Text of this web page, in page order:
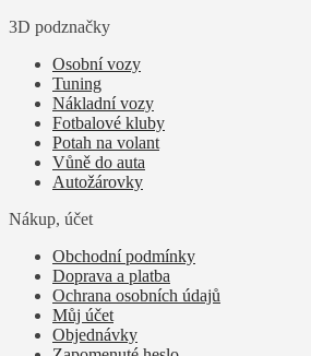
3D podznačky
Osobní vozy
Tuning
Nákladní vozy
Fotbalové kluby
Potah na volant
Vůně do auta
Autožárovky
Nákup, účet
Obchodní podmínky
Doprava a platba
Ochrana osobních údajů
Můj účet
Objednávky